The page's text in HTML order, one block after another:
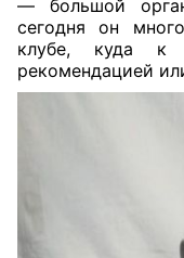
— большой
сегодня он
клубе, куда к
рекомендацией